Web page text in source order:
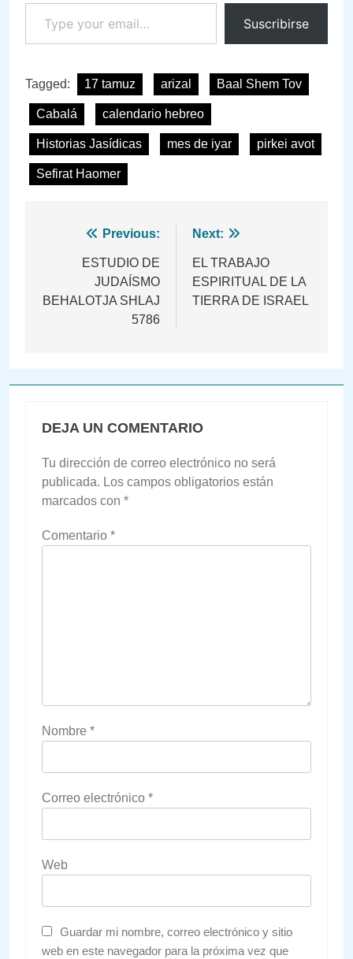
Suscribirse
Tagged: 17 tamuz arizal Baal Shem Tov
Cabalá calendario hebreo
Historias Jasídicas mes de iyar pirkei avot
Sefirat Haomer
Navegación
entradas
Previous:
ESTUDIO DE
JUDAÍSMO
BEHALOTJA SHLAJ
5786
Next:
EL TRABAJO
ESPIRITUAL DE LA
TIERRA DE ISRAEL
DEJA UN COMENTARIO
Tu dirección de correo electrónico no será
publicada. Los campos obligatorios están
marcados con *
Comentario *
Nombre *
Correo electrónico *
Web
Guardar mi nombre, correo electrónico y sitio
web en este navegador para la próxima vez que